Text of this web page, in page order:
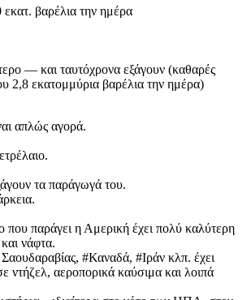
βαρέλια την ημέρα
— και ταυτόχρονα εξάγουν (καθαρές
2,8 εκατομμύρια βαρέλια την ημέρα)
απλώς αγορά.
τα παράγωγά του.
που παράγει η Αμερική έχει πολύ καλύτερη
νάφτα.
#Καναδά, #Ιράν κλπ. έχει
ντήζελ, αεροπορικά καύσιμα και λοιπά